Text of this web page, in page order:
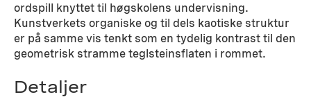
ordspill knyttet til høgskolens undervisning.
Kunstverkets organiske og til dels kaotiske struktur
er på samme vis tenkt som en tydelig kontrast til den
geometrisk stramme teglsteinsflaten i rommet.
Detaljer